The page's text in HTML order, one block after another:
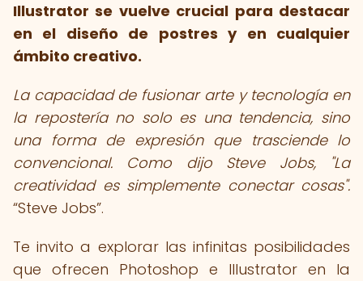
Illustrator se vuelve crucial para destacar
en el diseño de postres y en cualquier
ámbito creativo.
La capacidad de fusionar arte y tecnología en
la repostería no solo es una tendencia, sino
una forma de expresión que trasciende lo
convencional. Como dijo Steve Jobs, "La
creatividad es simplemente conectar cosas".
Steve Jobs .
Te invito a explorar las infinitas posibilidades
que ofrecen Photoshop e Illustrator en la